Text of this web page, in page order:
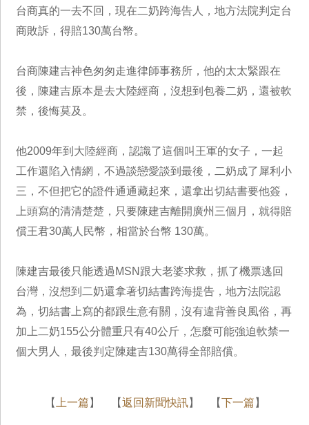
台商真的一去不回，現在二奶跨海告人，地方法院判定台
商敗訴，得賠130萬台幣。
台商陳建吉神色匆匆走進律師事務所，他的太太緊跟在
後，陳建吉原本是去大陸經商，沒想到包養二奶，還被軟
禁，後悔莫及。
他2009年到大陸經商，認識了這個叫王軍的女子，一起
工作還陷入情網，不過談戀愛談到最後，二奶成了犀利小
三，不但把它的證件通通藏起來，還拿出切結書要他簽，
上頭寫的清清楚楚，只要陳建吉離開廣州三個月，就得賠
償王君30萬人民幣，相當於台幣 130萬。
陳建吉最後只能透過MSN跟大老婆求救，抓了機票逃回
台灣，沒想到二奶還拿著切結書跨海提告，地方法院認
為，切結書上寫的都跟生意有關，沒有違背善良風俗，再
加上二奶155公分體重只有40公斤，怎麼可能強迫軟禁一
個大男人，最後判定陳建吉130萬得全部賠償。
【 上一篇 】 【返回新聞快訊】 【下一篇 】